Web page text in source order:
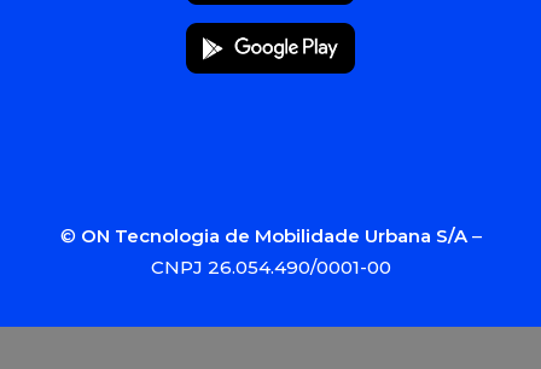
© ON Tecnologia de Mobilidade Urbana S/A–
CNPJ 26.054.490/0001-00